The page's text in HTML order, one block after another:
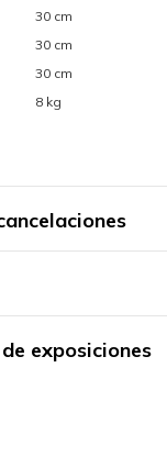
30 cm
30 cm
30 cm
8 kg
exposiciones